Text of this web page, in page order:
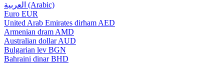
العربية (Arabic)
Euro EUR
United Arab Emirates dirham AED
Armenian dram AMD
Australian dollar AUD
Bulgarian lev BGN
Bahraini dinar BHD